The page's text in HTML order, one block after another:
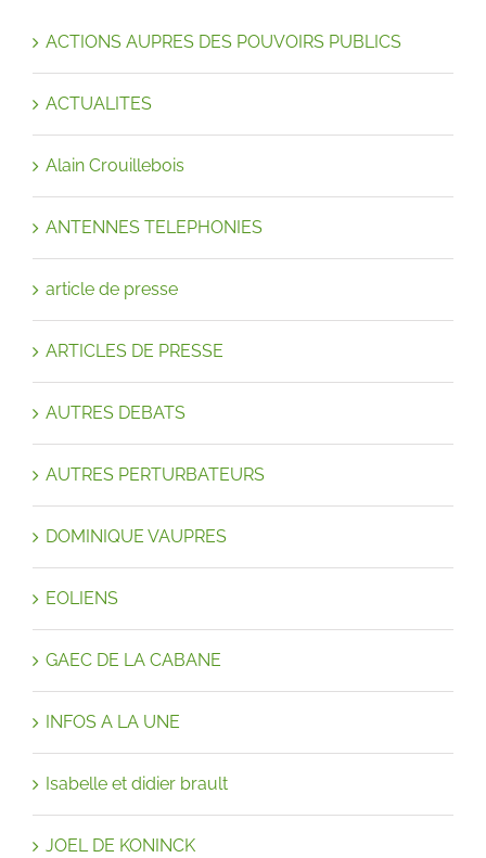
ACTIONS AUPRES DES POUVOIRS PUBLICS
ACTUALITES
Alain Crouillebois
ANTENNES TELEPHONIES
article de presse
ARTICLES DE PRESSE
AUTRES DEBATS
AUTRES PERTURBATEURS
DOMINIQUE VAUPRES
EOLIENS
GAEC DE LA CABANE
INFOS A LA UNE
Isabelle et didier brault
JOEL DE KONINCK